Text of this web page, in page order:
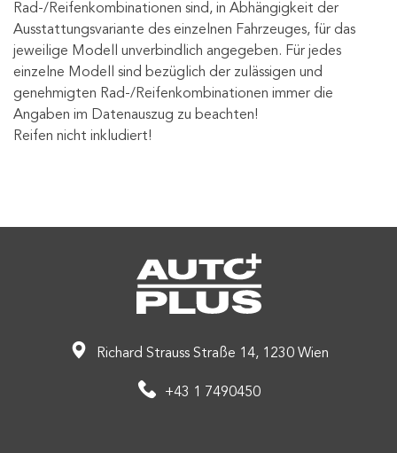
Rad-/Reifenkombinationen sind, in Abhängigkeit der
Ausstattungsvariante des einzelnen Fahrzeuges, für das
jeweilige Modell unverbindlich angegeben. Für jedes
einzelne Modell sind bezüglich der zulässigen und
genehmigten Rad-/Reifenkombinationen immer die
Angaben im Datenauszug zu beachten!
Reifen nicht inkludiert!
Richard Strauss Straße 14, 1230 Wien
+43 1 7490450